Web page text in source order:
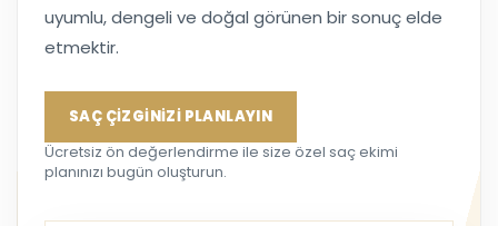
uyumlu, dengeli ve doğal görünen bir sonuç elde
etmektir.
SAÇ ÇİZGİNİZİ PLANLAYIN
Ücretsiz ön değerlendirme ile size özel saç ekimi
planınızı bugün oluşturun.